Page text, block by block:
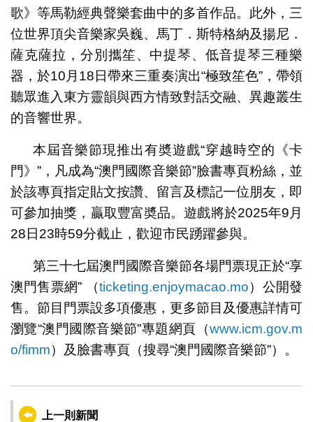
歌》等馬勒經典聲樂套曲中的多首作品。此外，三
位世界頂尖音樂家吳巍、馬丁．斯特格納及揚尼．
薩克薩拉，分別攜笙、中提琴、低音提琴三種樂
器，於10月18日帶來三重奏演出“極致笙色”，帶領
聽眾進入東方靈韻與西方情致對話交融、異趣叢生
的音響世界。
本屆音樂節現推出有奬遊戲“穿越時空的《卡
門》”，凡成為“澳門國際音樂節”臉書專頁粉絲，並
於該專頁指定貼文按讚、留言及標記一位朋友，即
可參加抽獎，贏取豐富奬品。遊戲將於2025年9月
28日23時59分截止，歡迎市民踴躍參與。
第三十七屆澳門國際音樂節各場門票現正於“享
澳門售票網” （ticketing.enjoymacao.mo）公開發
售。節目門票設多項優惠，更多節目及優惠詳情可
瀏覽“澳門國際音樂節”專題網頁（www.icm.gov.m
o/fimm）及臉書專頁（搜尋“澳門國際音樂節”）。
上一則新聞